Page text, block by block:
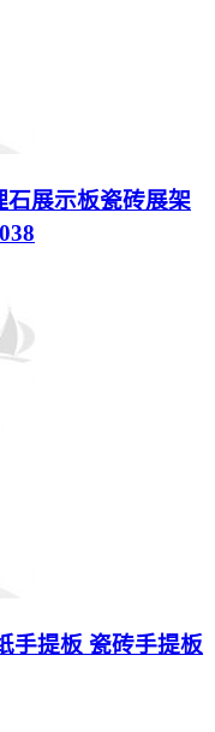
石展示板瓷砖展架
手提板 瓷砖手提板